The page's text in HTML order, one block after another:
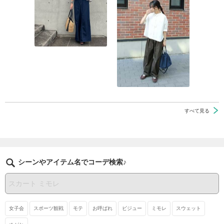
すべて見る
シーンやアイテム名でコーデ検索♪
女子会 スポーツ観戦 モテ お呼ばれ ビジュー ミモレ スウェット